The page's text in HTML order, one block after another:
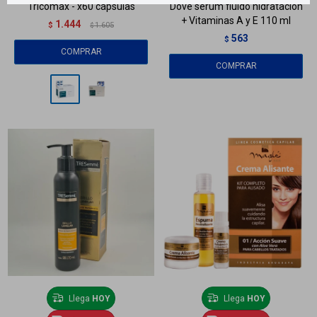
Tricomax - x60 cápsulas
$ 1.444 $ 1.605
Dove serum fluído hidratación
+ Vitaminas A y E 110 ml
$ 563
Llega HOY Llega HOY